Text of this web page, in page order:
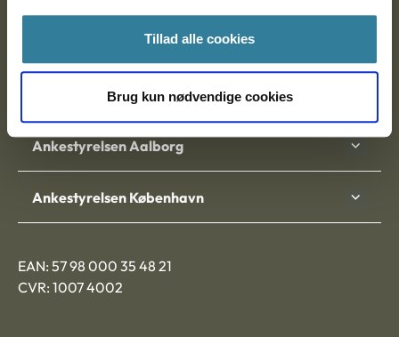
Tillad alle cookies
Brug kun nødvendige cookies
Postadresse:
9000 Aalborg
Ankestyrelsen Aalborg
Ankestyrelsen København
EAN: 57 98 000 35 48 21
CVR: 1007 4002